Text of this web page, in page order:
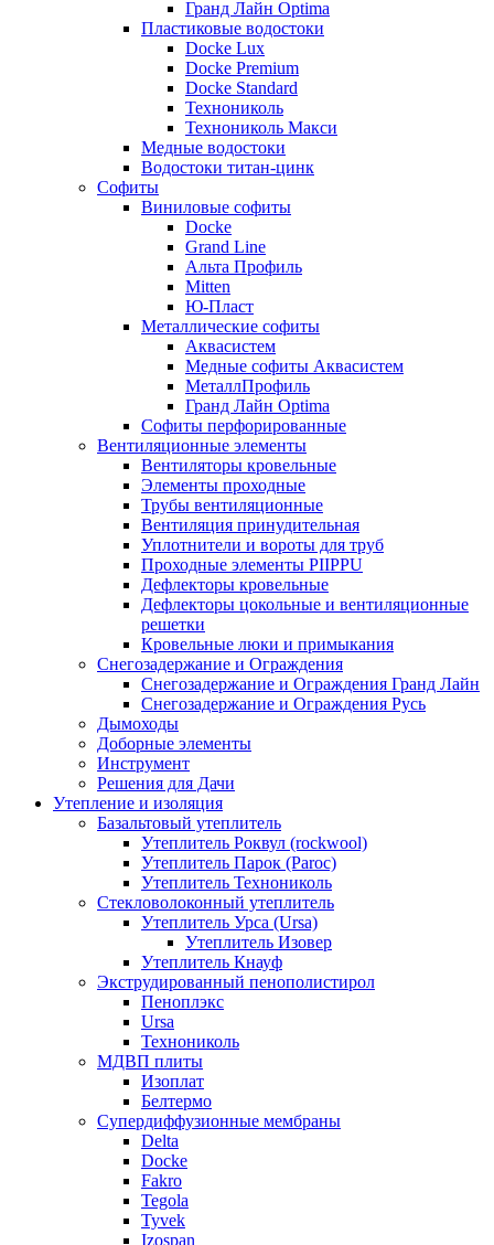
Гранд Лайн Optima
Пластиковые водостоки
Docke Lux
Docke Premium
Docke Standard
Технониколь
Технониколь Макси
Медные водостоки
Водостоки титан-цинк
Софиты
Виниловые софиты
Docke
Grand Line
Альта Профиль
Mitten
Ю-Пласт
Металлические софиты
Аквасистем
Медные софиты Аквасистем
МеталлПрофиль
Гранд Лайн Optima
Софиты перфорированные
Вентиляционные элементы
Вентиляторы кровельные
Элементы проходные
Трубы вентиляционные
Вентиляция принудительная
Уплотнители и вороты для труб
Проходные элементы PIIPPU
Дефлекторы кровельные
Дефлекторы цокольные и вентиляционные
решетки
Кровельные люки и примыкания
Снегозадержание и Ограждения
Снегозадержание и Ограждения Гранд Лайн
Снегозадержание и Ограждения Русь
Дымоходы
Доборные элементы
Инструмент
Решения для Дачи
Утепление и изоляция
Базальтовый утеплитель
Утеплитель Роквул (rockwool)
Утеплитель Парок (Paroc)
Утеплитель Технониколь
Стекловолоконный утеплитель
Утеплитель Урса (Ursa)
Утеплитель Изовер
Утеплитель Кнауф
Экструдированный пенополистирол
Пеноплэкс
Ursa
Технониколь
МДВП плиты
Изоплат
Белтермо
Супердиффузионные мембраны
Delta
Docke
Fakro
Tegola
Tyvek
Izospan